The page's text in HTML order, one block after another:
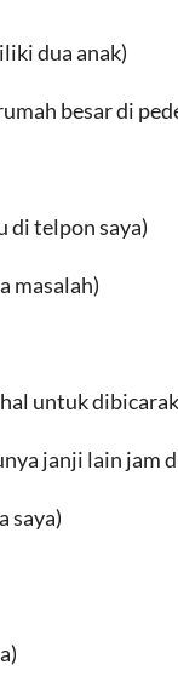
dua anak)
besar di
di telpon saya)
masalah)
untuk
janji lain jam
saya)